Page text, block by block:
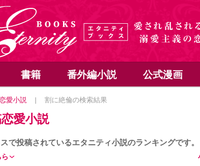
書籍 番外編小説 公式漫画
愛小説 | 割に絶倫の検索結果
愛小説
で投稿されているエタニティ小説のランキングです。